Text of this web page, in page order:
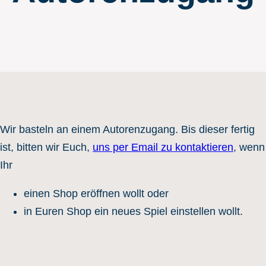
Wir basteln an einem Autorenzugang. Bis dieser fertig
ist, bitten wir Euch, uns per Email zu kontaktieren, wenn
Ihr
einen Shop eröffnen wollt oder
in Euren Shop ein neues Spiel einstellen wollt.